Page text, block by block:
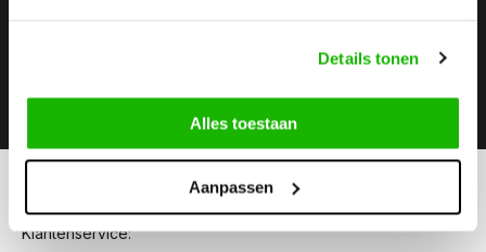
Details tonen
Alles toestaan
Aanpassen
Kunnen we helpen?
Klantenservice: